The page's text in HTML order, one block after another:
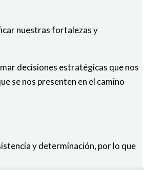
nuestras fortalezas y
decisiones estratégicas que nos
se nos presenten en el camino
y determinación, por lo que